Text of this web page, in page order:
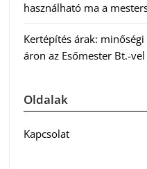
használható ma a
Kertépítés árak:
áron az Esőmester Bt.-vel
Oldalak
Kapcsolat